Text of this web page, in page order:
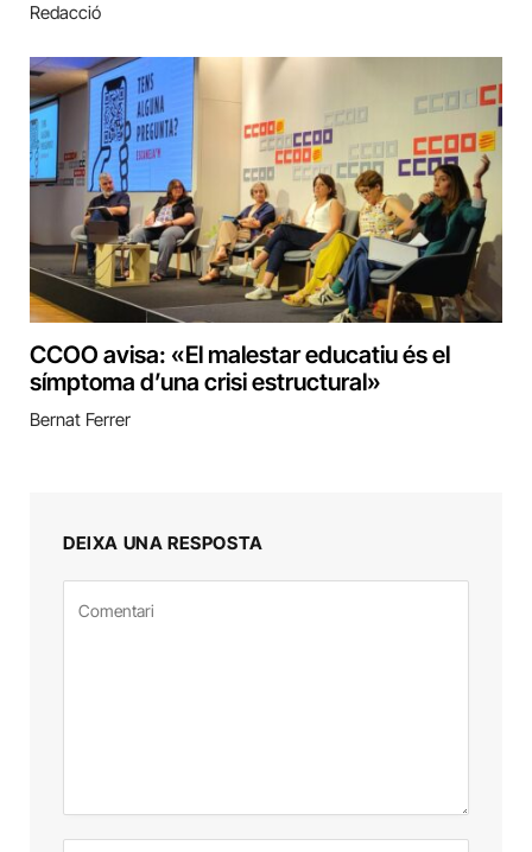
Redacció
CCOO avisa: «El malestar educatiu és el
símptoma d’una crisi estructural»
Bernat Ferrer
DEIXA UNA RESPOSTA